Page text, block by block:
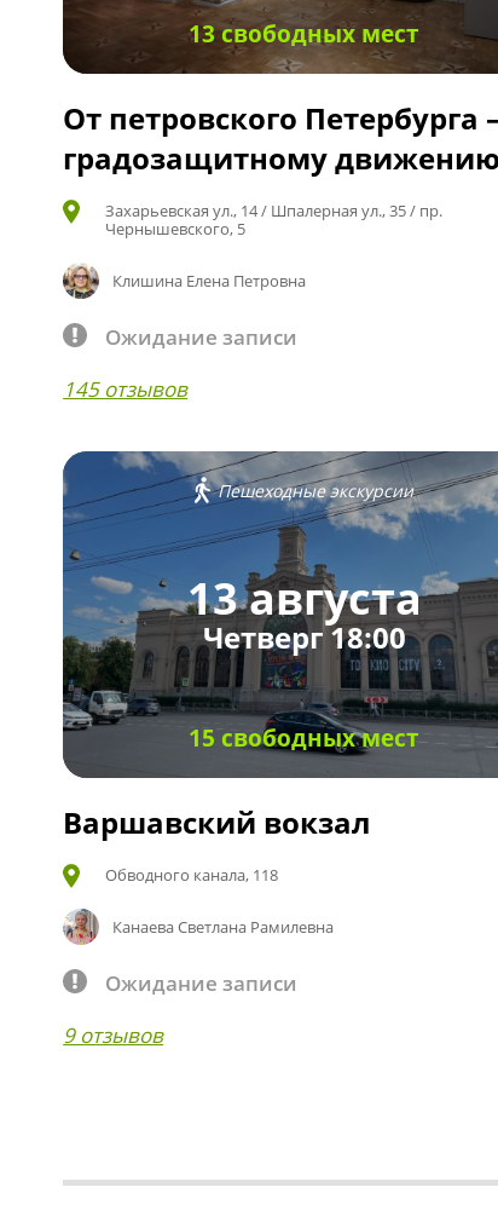
13 свободных мест
От петровского Петербурга
градозащитному движению
Захарьевская ул., 14 / Шпалерная ул., 35 / пр.
Чернышевского, 5
Клишина Елена Петровна
Ожидание записи
145 отзывов
Пешеходные экскурсии
13 августа
Четверг 18:00
15 свободных мест
Варшавский вокзал
Обводного канала, 118
Канаева Светлана Рамилевна
Ожидание записи
9 отзывов